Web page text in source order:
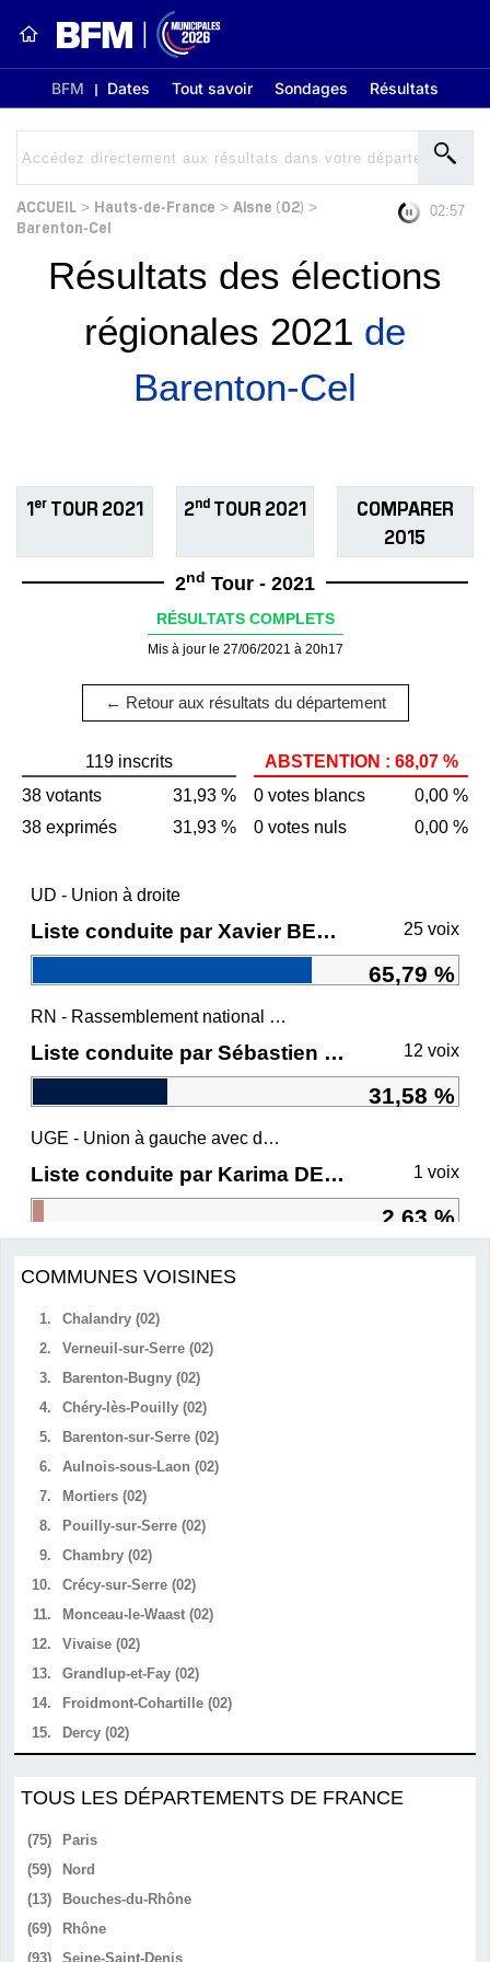
BFM Dates Tout savoir Sondages Résultats
ACCUEIL > Hauts-de-France > Aisne (02) >
Barenton-Cel
02:56
Résultats des élections
régionales 2021 de
Barenton-Cel
1er TOUR 2021 2ndTOUR 2021
COMPARER
2015
2nd Tour - 2021
RÉSULTATS COMPLETS
Mis à jour le 27/06/2021 à 20h17
← Retour aux résultats du département
119 inscrits
38 votants
31,93 %
38 exprimés
31,93 %
ABSTENTION : 68,07 %
0 votes blancs
0,00 %
0 votes nuls
0,00 %
UD - Union à droite
Liste conduite par Xavier BERTRAND 25 voix
65,79 %
RN - Rassemblement national et ses alliés
Liste conduite par Sébastien CHENU 12 voix
31,58 %
UGE - Union à gauche avec des écologistes
Liste conduite par Karima DELLI 1 voix
2,63 %
COMMUNES VOISINES
1.
Chalandry (02)
2.
Verneuil-sur-Serre (02)
3.
Barenton-Bugny (02)
4.
Chéry-lès-Pouilly (02)
5.
Barenton-sur-Serre (02)
6.
Aulnois-sous-Laon (02)
7.
Mortiers (02)
8.
Pouilly-sur-Serre (02)
9.
Chambry (02)
10.
Crécy-sur-Serre (02)
11.
Monceau-le-Waast (02)
12.
Vivaise (02)
13.
Grandlup-et-Fay (02)
14.
Froidmont-Cohartille (02)
15.
Dercy (02)
TOUS LES DÉPARTEMENTS DE FRANCE
(75)
Paris
(59)
Nord
(13)
Bouches-du-Rhône
(69)
Rhône
(93)
Seine-Saint-Denis